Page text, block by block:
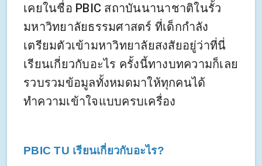
เคยในชื่อ PBIC สถาบันนานาชาติในรั้ว
มหาวิทยาลัยธรรมศาสตร์ ที่เด็กกำลัง
เตรียมตัวเข้ามหาวิทยาลัยสงสัยอยู่ว่าที่นี่
เรียนเกี่ยวกับอะไร ครั้งนี้ทางบทความก็เลย
รวบรวมข้อมูลทั้งหมดมาให้ทุกคนได้
ทำความเข้าใจแบบครบเครื่อง
PBIC TU เรียนเกี่ยวกับอะไร?